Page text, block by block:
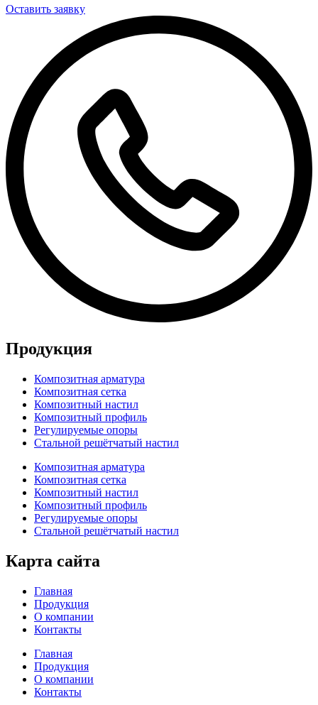
Оставить заявку
Продукция
Композитная арматура
Композитная сетка
Композитный настил
Композитный профиль
Регулируемые опоры
Стальной решётчатый настил
Композитная арматура
Композитная сетка
Композитный настил
Композитный профиль
Регулируемые опоры
Стальной решётчатый настил
Карта сайта
Главная
Продукция
О компании
Контакты
Главная
Продукция
О компании
Контакты